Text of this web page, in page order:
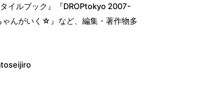
イルブック』『DROPtokyo 2007-
ゃんがいく☆』など、編集・著作物多